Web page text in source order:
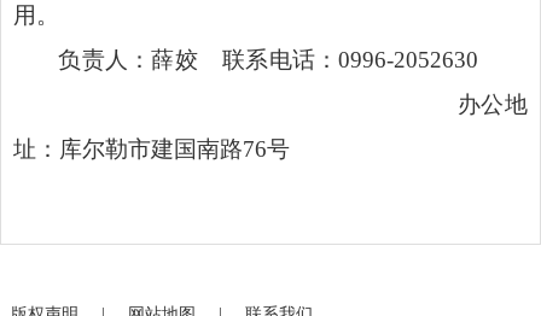
用。
负责人：薛姣 联系电话：0996-2052630
办公地
址： 库尔勒市建国南路76号